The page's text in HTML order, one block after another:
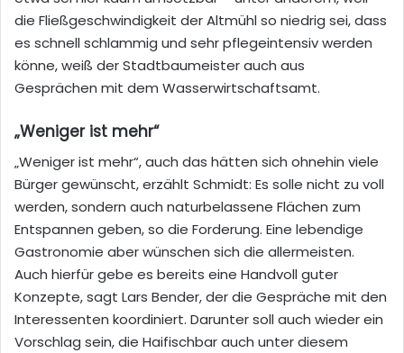
die Fließgeschwindigkeit der Altmühl so niedrig sei, dass
es schnell schlammig und sehr pflegeintensiv werden
könne, weiß der Stadtbaumeister auch aus
Gesprächen mit dem Wasserwirtschaftsamt.
„Weniger ist mehr“
„Weniger ist mehr“, auch das hätten sich ohnehin viele
Bürger gewünscht, erzählt Schmidt: Es solle nicht zu voll
werden, sondern auch naturbelassene Flächen zum
Entspannen geben, so die Forderung. Eine lebendige
Gastronomie aber wünschen sich die allermeisten.
Auch hierfür gebe es bereits eine Handvoll guter
Konzepte, sagt Lars Bender, der die Gespräche mit den
Interessenten koordiniert. Darunter soll auch wieder ein
Vorschlag sein, die Haifischbar auch unter diesem